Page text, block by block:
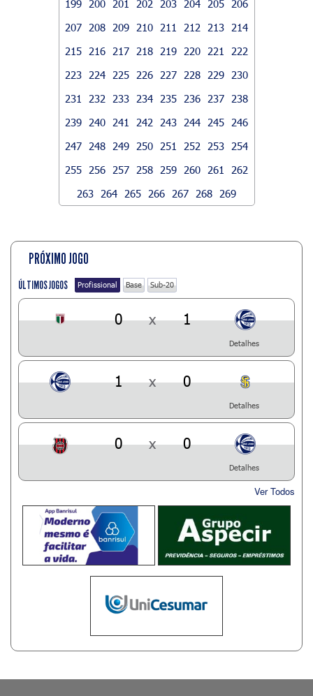
199
200 201 202 203 204 205
206
207
208 209 210 211 212 213
214
215
216 217 218 219 220 221
222
223
224 225 226 227 228 229
230
231
232 233 234 235 236 237
238
239
240 241 242 243 244 245
246
247
248 249 250 251 252 253
254
255
256 257 258 259 260 261
262
263
264 265 266 267 268 269
PRÓXIMO JOGO
ÚLTIMOS JOGOS Profissional Base Sub-20
0 x 1
Detalhes
1 x 0
Detalhes
0 x 0
Detalhes
Ver Todos